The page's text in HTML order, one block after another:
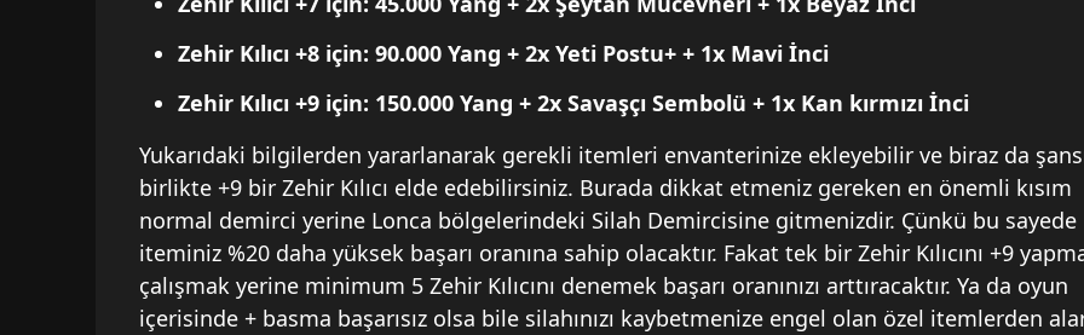
Zehir Kılıcı +8 için: 90.000 Yang + 2x Yeti Postu+ + 1x Mavi İnci
Zehir Kılıcı +9 için: 150.000 Yang + 2x Savaşçı Sembolü + 1x Kan kırmızı İnci
Yukarıdaki bilgilerden yararlanarak gerekli itemleri envanterinize ekleyebilir ve biraz da
birlikte +9 bir Zehir Kılıcı elde edebilirsiniz. Burada dikkat etmeniz gereken en önemli kısım
normal demirci yerine Lonca bölgelerindeki Silah Demircisine gitmenizdir. Çünkü bu sayede
iteminiz %20 daha yüksek başarı oranına sahip olacaktır. Fakat tek bir Zehir Kılıcını +9
çalışmak yerine minimum 5 Zehir Kılıcını denemek başarı oranınızı arttıracaktır. Ya da oyun
içerisinde + basma başarısız olsa bile silahınızı kaybetmenize engel olan özel itemlerden